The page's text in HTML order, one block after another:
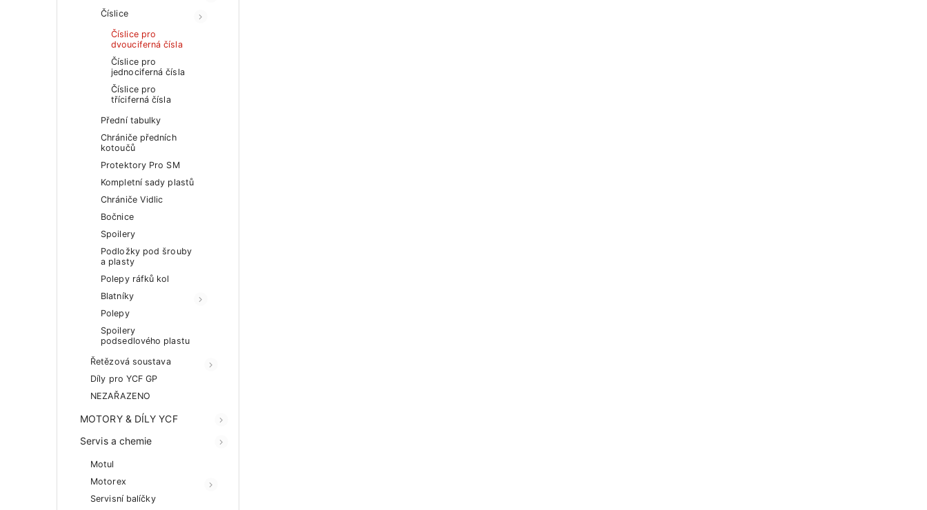
Číslice
Číslice pro
dvouciferná čísla
Číslice pro
jednociferná čísla
Číslice pro
tříciferná čísla
Přední tabulky
Chrániče předních
kotoučů
Protektory Pro SM
Kompletní sady plastů
Chrániče Vidlic
Bočnice
Spoilery
Podložky pod šrouby
a plasty
Polepy ráfků kol
Blatníky
Polepy
Spoilery
podsedlového plastu
Řetězová soustava
Díly pro YCF GP
NEZAŘAZENO
MOTORY & DÍLY YCF
Servis a chemie
Motul
Motorex
Servisní balíčky